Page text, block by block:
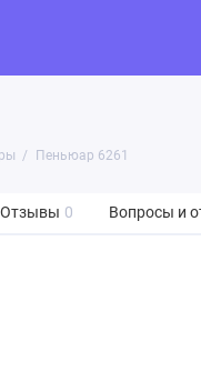
Пеньюар 6261
Отзывы 0 Вопросы и